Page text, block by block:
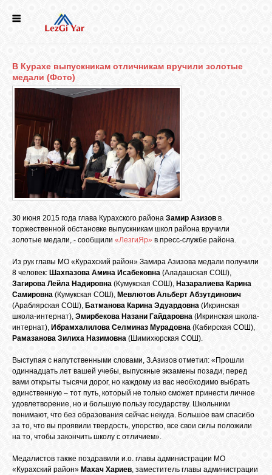
СЕЛА
КУЛЬТУРА
ЛЕЗГИН
НАРОДЫ
БИБЛИОТЕКА
ФОРУМ
ФОТО
ВИДЕО
В Курахе выпускникам отличникам вручили золотые
медали (Фото)
30 июня 2015 года глава Курахского района Замир Азизов в
торжественной обстановке выпускникам школ района вручили
золотые медали, - сообщили «ЛезгиЯр» в пресс-службе района.
Из рук главы МО «Курахский район» Замира Азизова медали получили
8 человек: Шахпазова Амина Исабековна (Аладашская СОШ),
Загирова Лейла Надировна (Кумукская СОШ), Назаралиева Карина
Самировна (Кумукская СОШ), Мевлютов Альберт Абзутдинович
(Араблярская СОШ), Батманова Карина Эдуардовна (Икринская
школа-интернат), Эмирбекова Назани Гайдаровна (Икринская школа-
интернат), Ибрамхалилова Селминаз Мурадовна (Кабирская СОШ),
Рамазанова Зилиха Назимовна (Шимихюрская СОШ).
Выступая с напутственными словами, З.Азизов отметил: «Прошли
одиннадцать лет вашей учебы, выпускные экзамены позади, перед
вами открыты тысячи дорог, но каждому из вас необходимо выбрать
единственную – тот путь, который не только сможет принести личное
удовлетворение, но и большую пользу государству. Школьники
понимают, что без образования сейчас некуда. Большое вам спасибо
за то, что вы проявили твердость, упорство, все свои силы положили
на то, чтобы закончить школу с отличием».
Медалистов также поздравили и.о. главы администрации МО
«Курахский район» Махач Хариев, заместитель главы администрации